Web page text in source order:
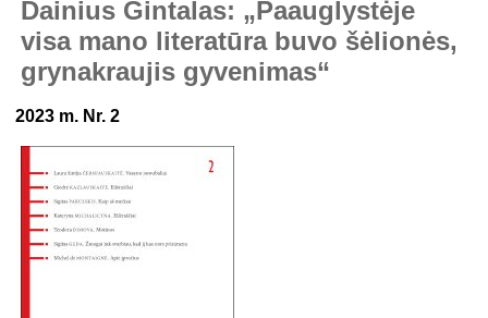
Dainius Gintalas: „Paauglystėje
visa mano literatūra buvo šėlionės,
grynakraujis gyvenimas“
2023 m. Nr. 2